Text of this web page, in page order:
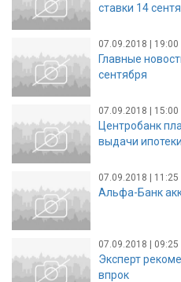
ставки 14
07.09.2018 | 19:00
Главные
сентября
07.09.2018 | 15:00
Центробанк
выдачи ипотеки
07.09.2018 | 11:25
Альфа-Банк
07.09.2018 | 09:25
Эксперт
впрок